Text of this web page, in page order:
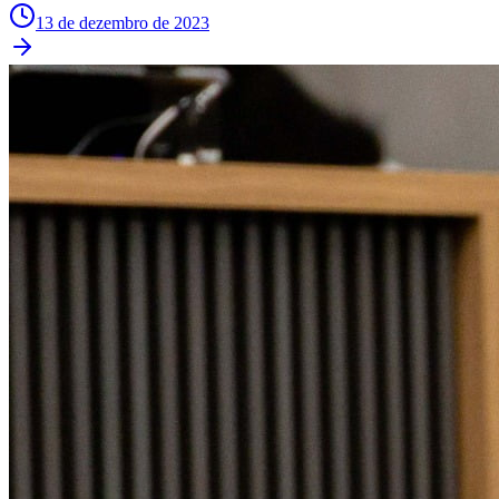
Times - Ir direto
13 de dezembro de 2023